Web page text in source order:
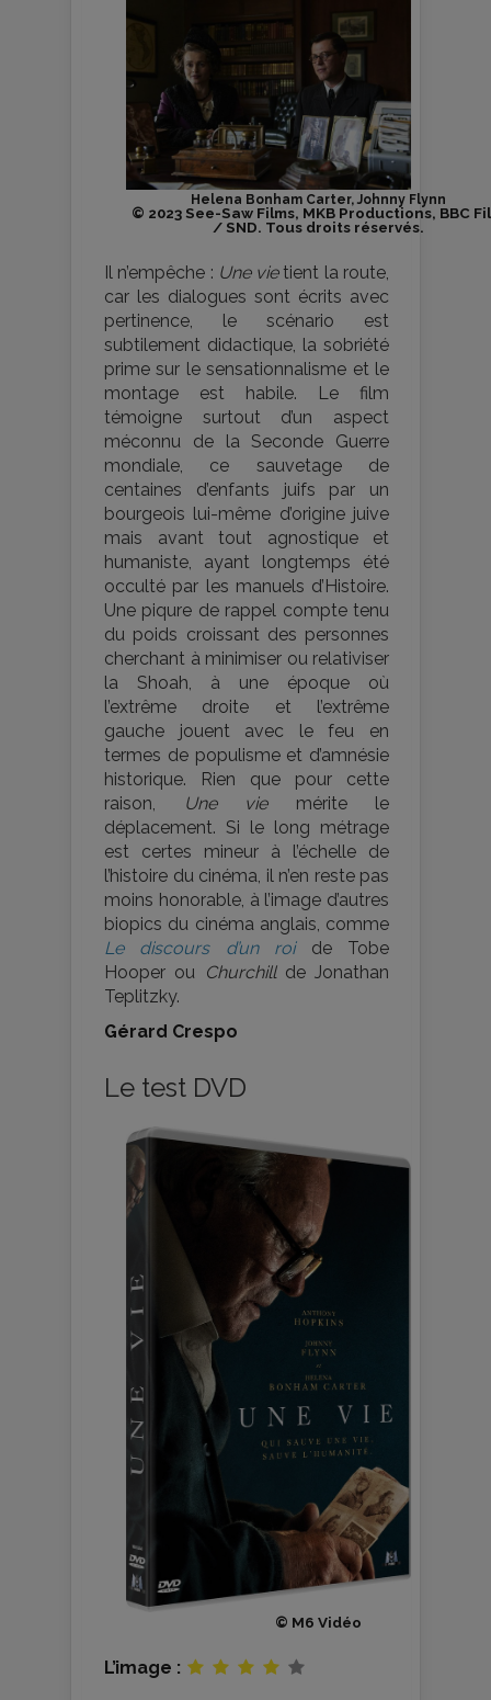
Helena Bonham Carter, Johnny Flynn
© 2023 See-Saw Films, MKB Productions, BBC
/ SND. Tous droits réservés.
Il n’empêche : Une vietient la route,
car les dialogues sont écrits avec
pertinence, le scénario est
subtilement didactique, la sobriété
prime sur le sensationnalisme et le
montage est habile. Le film
témoigne surtout d’un aspect
méconnu de la Seconde Guerre
mondiale, ce sauvetage de
centaines d’enfants juifs par un
bourgeois lui-même d’origine juive
mais avant tout agnostique et
humaniste, ayant longtemps été
occulté par les manuels d’Histoire.
Une piqure de rappel compte tenu
du poids croissant des personnes
cherchant à minimiser ou relativiser
la Shoah, à une époque où
l’extrême droite et l’extrême
gauche jouent avec le feu en
termes de populisme et d’amnésie
historique. Rien que pour cette
raison,
Une viemérite le
déplacement. Si le long métrage
est certes mineur à l’échelle de
l’histoire du cinéma, il n’en reste pas
moins honorable, à l’image d’autres
biopics du cinéma anglais, comme
Le discours d’un roide Tobe
Hooper ou Churchillde Jonathan
Teplitzky.
Gérard Crespo
Le test DVD
© M6 Vidéo
L’image :